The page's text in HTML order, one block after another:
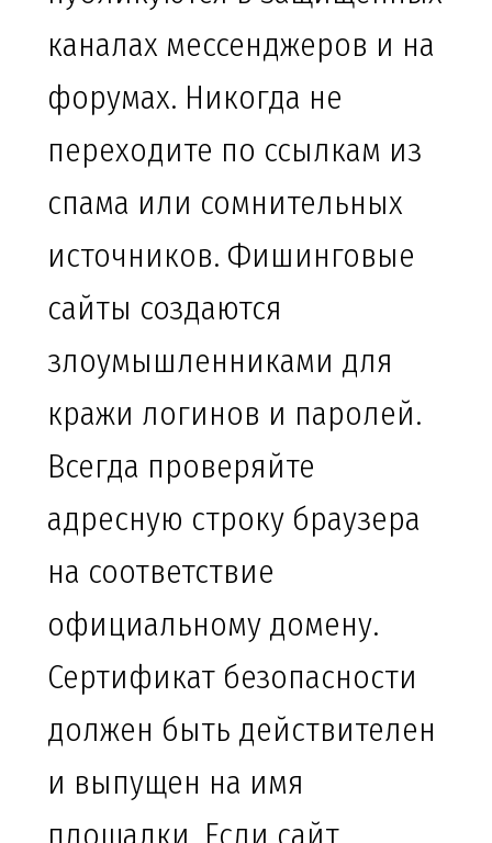
каналах мессенджеров и на
форумах. Никогда не
переходите по ссылкам из
спама или сомнительных
источников. Фишинговые
сайты создаются
злоумышленниками для
кражи логинов и паролей.
Всегда проверяйте
адресную строку браузера
на соответствие
официальному домену.
Сертификат безопасности
должен быть действителен
и выпущен на имя